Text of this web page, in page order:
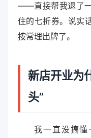
——直接帮我退了
住的七折券。说实
按常理出牌了。
新店开业为
头”
我一直没搞懂